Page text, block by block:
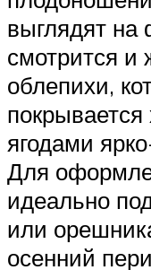
выглядят на
смотрится и
облепихи,
ягодами
Для
идеально
или
осенний